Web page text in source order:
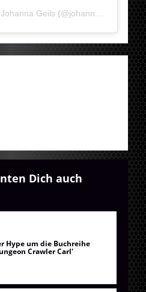
Dich auch
Hype um die Buchreihe
Crawler Carl'